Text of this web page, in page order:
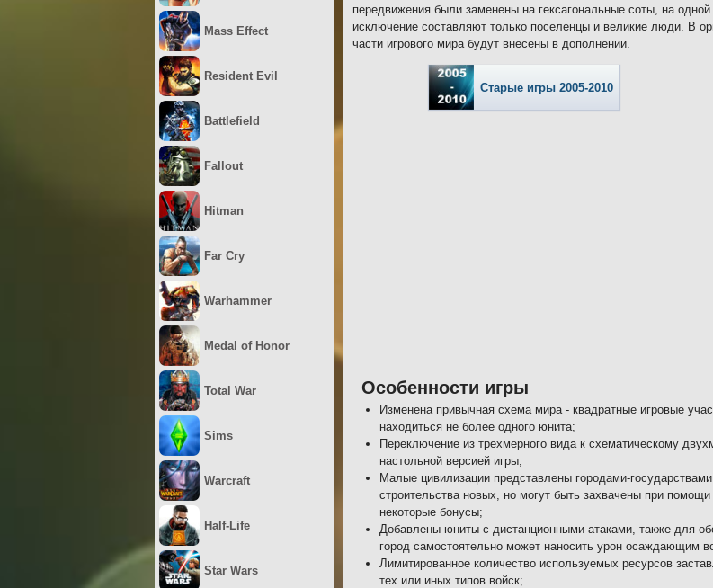
передвижения были заменены на гексагональные соты, на
исключение составляют только поселенцы и великие люди. В
части игрового мира будут внесены в дополнении.
Старые игры 2005-2010
Особенности игры
Изменена привычная схема мира - квадратные игровые
находиться не более одного юнита;
Переключение из трехмерного вида к схематическому
настольной версией игры;
Малые цивилизации представлены городами-
строительства новых, но могут быть захвачены при
некоторые бонусы;
Добавлены юниты с дистанционными атаками, также для
город самостоятельно может наносить урон осаждающим
Лимитированное количество используемых ресурсов
тех или иных типов войск;
Mass Effect
Resident Evil
Battlefield
Fallout
Hitman
Far Cry
Warhammer
Medal of Honor
Total War
Sims
Warcraft
Half-Life
Star Wars